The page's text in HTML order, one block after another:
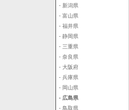
- 新潟県
- 富山県
- 福井県
- 静岡県
- 三重県
- 奈良県
- 大阪府
- 兵庫県
- 岡山県
- 広島県
- 鳥取県